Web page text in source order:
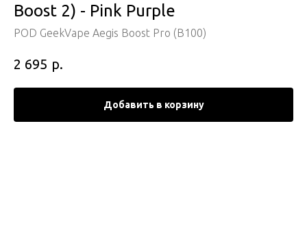
Boost 2) - Pink Purple
POD GeekVape Aegis Boost Pro (B100)
2 695 р.
Добавить в корзину